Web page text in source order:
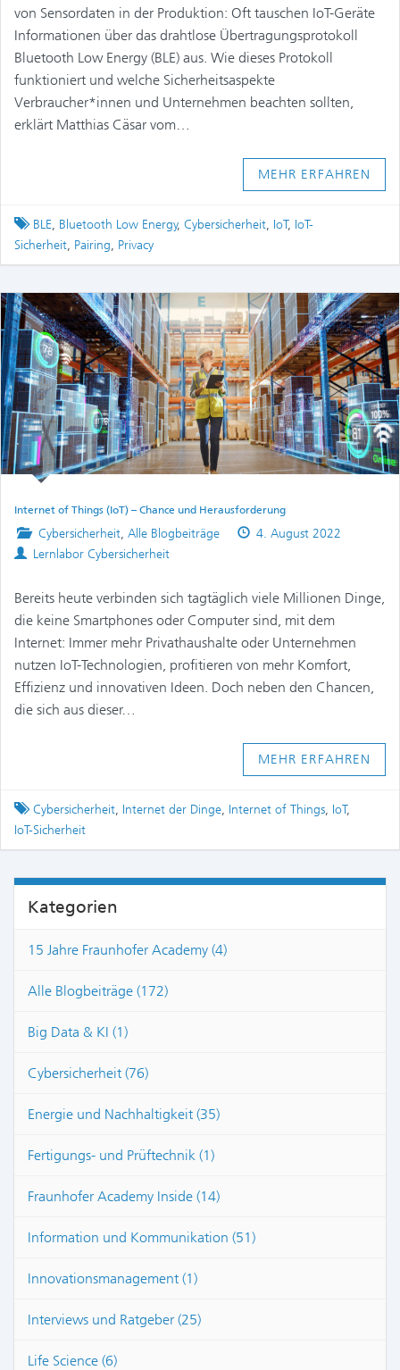
von Sensordaten in der Produktion: Oft tauschen IoT-Geräte
Informationen über das drahtlose Übertragungsprotokoll
Bluetooth Low Energy (BLE) aus. Wie dieses Protokoll
funktioniert und welche Sicherheitsaspekte
Verbraucher*innen und Unternehmen beachten sollten,
erklärt Matthias Cäsar vom…
MEHR ERFAHREN
Tagged
BLE, Bluetooth Low Energy, Cybersicherheit, IoT, IoT-
Sicherheit, Pairing, Privacy
Internet of Things (IoT) – Chance und Herausforderung
Posted
in
Cybersicherheit, Alle Blogbeiträge
Published
4. August 2022
Authors
Lernlabor Cybersicherheit
Bereits heute verbinden sich tagtäglich viele Millionen Dinge,
die keine Smartphones oder Computer sind, mit dem
Internet: Immer mehr Privathaushalte oder Unternehmen
nutzen IoT-Technologien, profitieren von mehr Komfort,
Effizienz und innovativen Ideen. Doch neben den Chancen,
die sich aus dieser…
MEHR ERFAHREN
Tagged
Cybersicherheit, Internet der Dinge, Internet of Things, IoT,
IoT-Sicherheit
Kategorien
15 Jahre Fraunhofer Academy (4)
Alle Blogbeiträge (172)
Big Data & KI (1)
Cybersicherheit (76)
Energie und Nachhaltigkeit (35)
Fertigungs- und Prüftechnik (1)
Fraunhofer Academy Inside (14)
Information und Kommunikation (51)
Innovationsmanagement (1)
Interviews und Ratgeber (25)
Life Science (6)